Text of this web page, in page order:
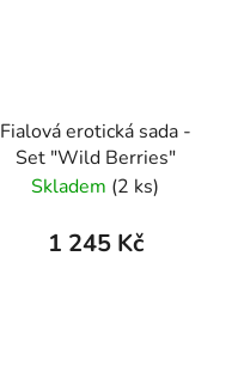
Fialová erotická sada -
Set "Wild Berries"
Skladem (2 ks)
1 245 Kč